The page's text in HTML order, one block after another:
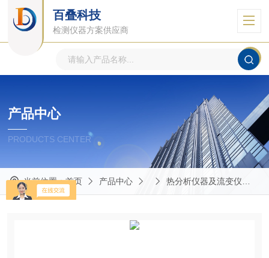
百叠科技
检测仪器方案供应商
产品中心
PRODUCTS CENTER
当前位置：首页 产品中心 热分析仪器及流变仪